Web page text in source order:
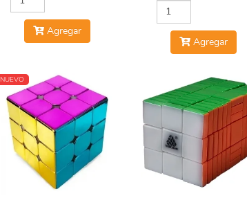
Agregar
Agregar
NUEVO